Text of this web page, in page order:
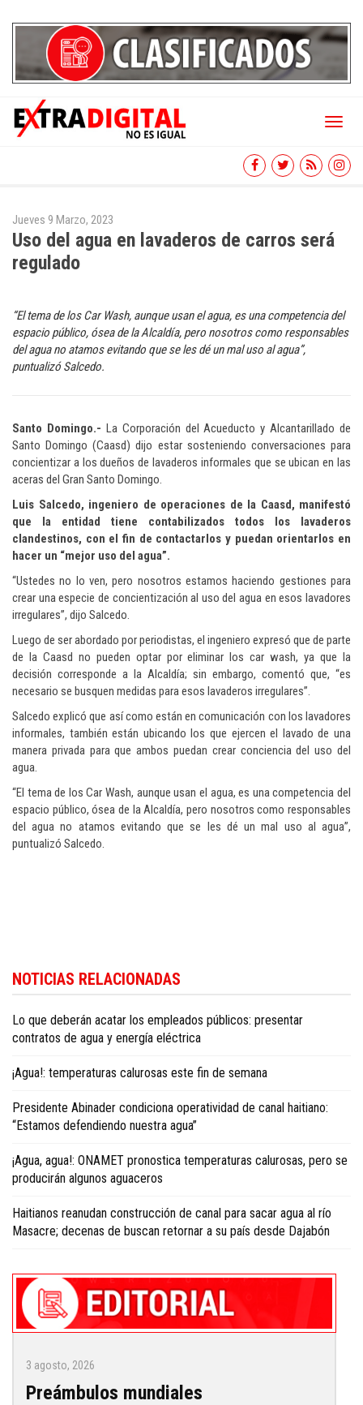
Toggle
Jueves 9 Marzo, 2023
Uso del agua en lavaderos de carros será
regulado
“El tema de los Car Wash, aunque usan el agua, es una competencia del
espacio público, ósea de la Alcaldía, pero nosotros como responsables
del agua no atamos evitando que se les dé un mal uso al agua”,
puntualizó Salcedo.
Santo Domingo.- La Corporación del Acueducto y Alcantarillado de
Santo Domingo (Caasd) dijo estar sosteniendo conversaciones para
concientizar a los dueños de lavaderos informales que se ubican en las
aceras del Gran Santo Domingo.
Luis Salcedo, ingeniero de operaciones de la Caasd, manifestó
que la entidad tiene contabilizados todos los lavaderos
clandestinos, con el fin de contactarlos y puedan orientarlos en
hacer un “mejor uso del agua”.
“Ustedes no lo ven, pero nosotros estamos haciendo gestiones para
crear una especie de concientización al uso del agua en esos lavadores
irregulares”, dijo Salcedo.
Luego de ser abordado por periodistas, el ingeniero expresó que de parte
de la Caasd no pueden optar por eliminar los car wash, ya que la
decisión corresponde a la Alcaldía; sin embargo, comentó que, “es
necesario se busquen medidas para esos lavaderos irregulares”.
Salcedo explicó que así como están en comunicación con los lavadores
informales, también están ubicando los que ejercen el lavado de una
manera privada para que ambos puedan crear conciencia del uso del
agua.
“El tema de los Car Wash, aunque usan el agua, es una competencia del
espacio público, ósea de la Alcaldía, pero nosotros como responsables
del agua no atamos evitando que se les dé un mal uso al agua”,
puntualizó Salcedo.
Republic news in English.
NOTICIAS RELACIONADAS
Lo que deberán acatar los empleados públicos: presentar
contratos de agua y energía eléctrica
¡Agua!: temperaturas calurosas este fin de semana
Presidente Abinader condiciona operatividad de canal haitiano:
“Estamos defendiendo nuestra agua”
¡Agua, agua!: ONAMET pronostica temperaturas calurosas, pero se
producirán algunos aguaceros
Haitianos reanudan construcción de canal para sacar agua al río
Masacre; decenas de buscan retornar a su país desde Dajabón
3 agosto, 2026
Preámbulos mundiales